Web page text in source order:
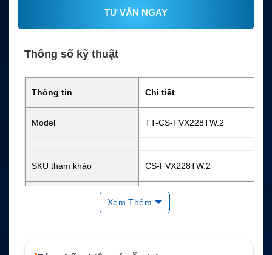
TƯ VẤN NGAY
Thông số kỹ thuật
Thông tin Chi tiết
Model TT-CS-FVX228TW.2
SKU tham khảo CS-FVX228TW.2
Ni-MH
Xem Thêm